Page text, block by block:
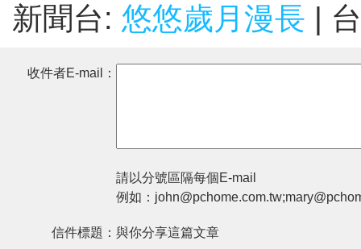
新聞台: 悠悠歲月漫長 |
收件者E-mail：
請以分號區隔每個E-mail
例如：
信件標題： 與你分享這篇文章